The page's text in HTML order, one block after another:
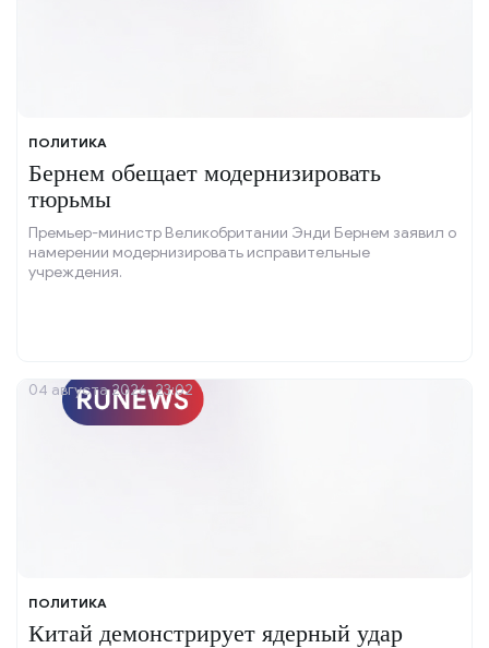
ПОЛИТИКА
Бернем обещает модернизировать
тюрьмы
Премьер-министр Великобритании Энди Бернем заявил о
намерении модернизировать исправительные
учреждения.
ПОЛИТИКА
Китай демонстрирует ядерный удар
04 августа 2026, 23:02